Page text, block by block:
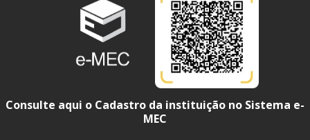
Consulte aqui o Cadastro da instituição no Sistema e-
MEC